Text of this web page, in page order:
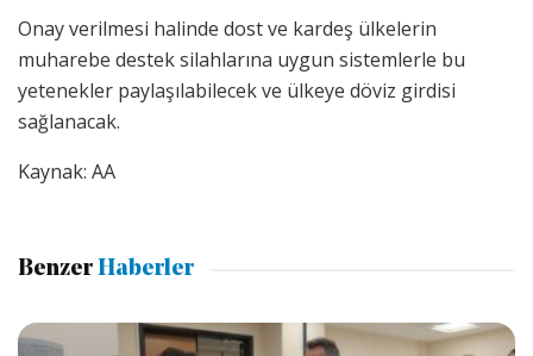
Onay verilmesi halinde dost ve kardeş ülkelerin
muharebe destek silahlarına uygun sistemlerle bu
yetenekler paylaşılabilecek ve ülkeye döviz girdisi
sağlanacak.
Kaynak: AA
Benzer Haberler